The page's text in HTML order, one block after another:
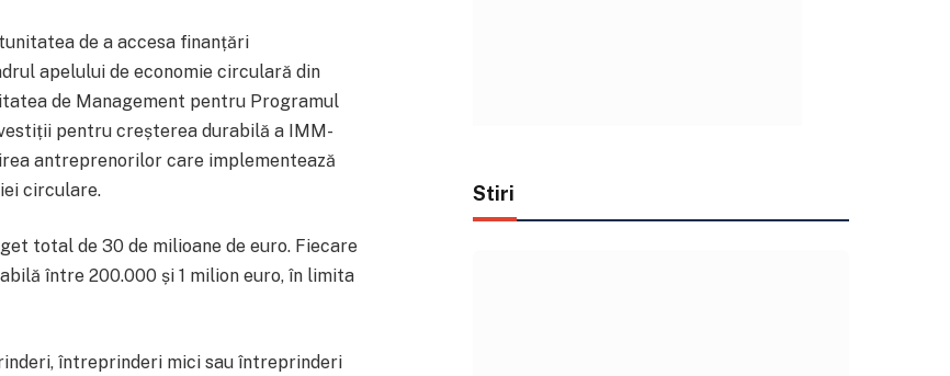
de a accesa finanțări
apelului de economie circulară din
de Management pentru Programul
pentru creșterea durabilă a IMM-
antreprenorilor care implementează
circulare.
total de 30 de milioane de euro. Fiecare
între 200.000 și 1 milion euro, în limita
întreprinderi mici sau întreprinderi
Stiri